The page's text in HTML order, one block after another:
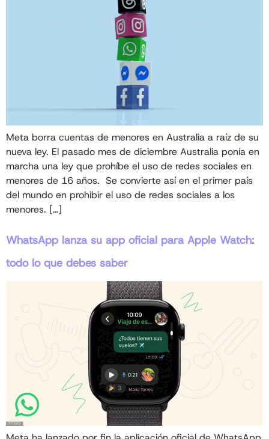
Meta borra cuentas de menores en Australia a raíz de su
nueva ley. El pasado mes de diciembre Australia ponía en
marcha una ley que prohíbe el uso de redes sociales en
menores de 16 años. Se convierte así en el primer país
del mundo en prohibir el uso de redes sociales a los
menores. […]
WhatsApp lanza su app oficial para Apple Watch:
todo lo que debes saber